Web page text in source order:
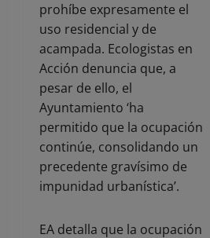
prohíbe expresamente el
uso residencial y de
acampada. Ecologistas en
Acción denuncia que, a
pesar de ello, el
Ayuntamiento ‘ha
permitido que la ocupación
continúe, consolidando un
precedente gravísimo de
impunidad urbanística’.
EA detalla que la ocupación